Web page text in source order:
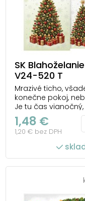
SK
V24-520 T
Mrazivé ticho,
konečne pokoj,
Je tu čas
sa ligoce,
prekrásne Vianoce.
1,48 €
1,20 € bez DPH